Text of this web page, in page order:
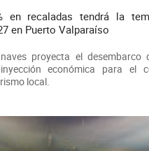
en recaladas tendrá la
en Puerto Valparaíso
proyecta el desembarco
económica para el
local.